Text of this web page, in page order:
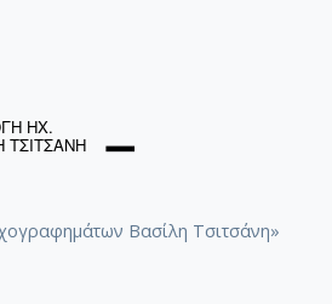
Βασίλη Τσιτσάνη»